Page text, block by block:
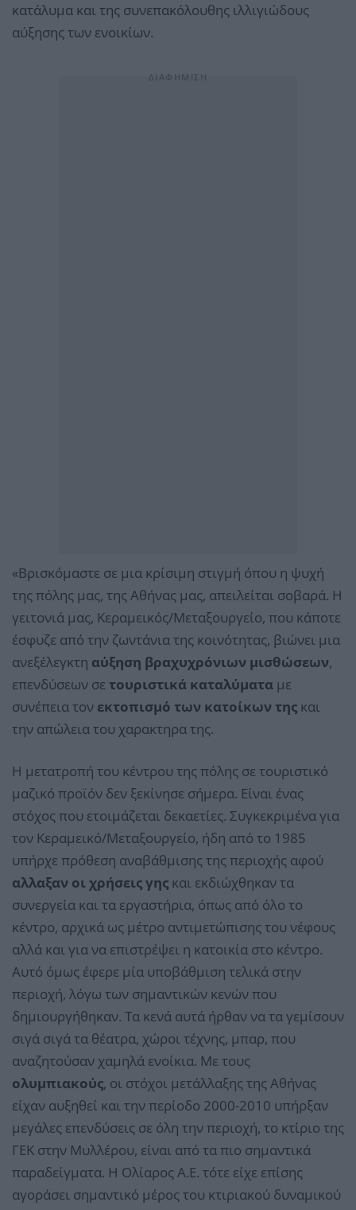
κατάλυμα και της συνεπακόλουθης ιλλιγιώδους
αύξησης των ενοικίων.
«Βρισκόμαστε σε μια κρίσιμη στιγμή όπου η ψυχή
της πόλης μας, της Αθήνας μας, απειλείται σοβαρά. Η
γειτονιά μας, Κεραμεικός/Μεταξουργείο, που κάποτε
έσφυζε από την ζωντάνια της κοινότητας, βιώνει μια
ανεξέλεγκτη αύξηση βραχυχρόνιων μισθώσεων,
επενδύσεων σε τουριστικά καταλύματα με
συνέπεια τον εκτοπισμό των κατοίκων της και
την απώλεια του χαρακτηρα της.
Η μετατροπή του κέντρου της πόλης σε τουριστικό
μαζικό προϊόν δεν ξεκίνησε σήμερα. Είναι ένας
στόχος που ετοιμάζεται δεκαετίες. Συγκεκριμένα για
τον Κεραμεικό/Μεταξουργείο, ήδη από το 1985
υπήρχε πρόθεση αναβάθμισης της περιοχής αφού
αλλαξαν οι χρήσεις γης και εκδιώχθηκαν τα
συνεργεία και τα εργαστήρια, όπως από όλο το
κέντρο, αρχικά ως μέτρο αντιμετώπισης του νέφους
αλλά και για να επιστρέψει η κατοικία στο κέντρο.
Αυτό όμως έφερε μία υποβάθμιση τελικά στην
περιοχή, λόγω των σημαντικών κενών που
δημιουργήθηκαν. Τα κενά αυτά ήρθαν να τα γεμίσουν
σιγά σιγά τα θέατρα, χώροι τέχνης, μπαρ, που
αναζητούσαν χαμηλά ενοίκια. Με τους
ολυμπιακούς, οι στόχοι μετάλλαξης της Αθήνας
είχαν αυξηθεί και την περίοδο 2000-2010 υπήρξαν
μεγάλες επενδύσεις σε όλη την περιοχή, το κτίριο της
ΓΕΚ στην Μυλλέρου, είναι από τα πιο σημαντικά
παραδείγματα. Η Ολίαρος Α.Ε. τότε είχε επίσης
αγοράσει σημαντικό μέρος του κτιριακού δυναμικού